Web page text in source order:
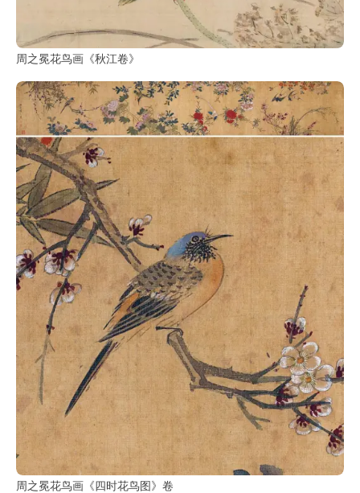
周之冕花鸟画《秋江卷》
周之冕花鸟画《四时花鸟图》卷